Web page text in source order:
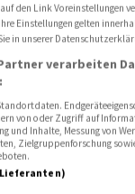
werden mit
wird jedoch keine
Nachdrucke
bedürfen der
enthält
den Link Voreinstellungen
Einstellungen gelten
in unserer
verarbeiten
von oder Zugriff auf
und Inhalte, Messung von
Zielgruppenforschung